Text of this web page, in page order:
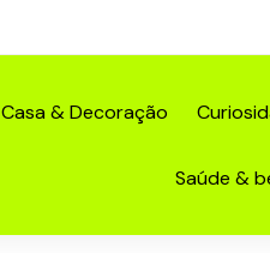
Casa & Decoração
Saúde &